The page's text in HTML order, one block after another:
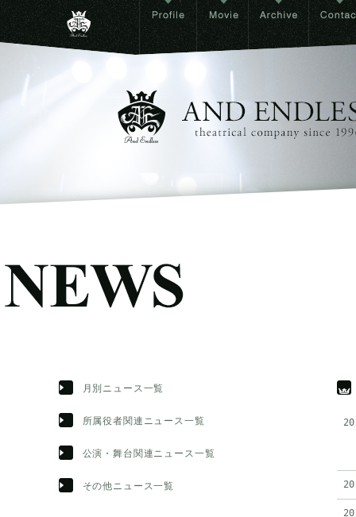
月別ニュース一覧
所属役者関連ニュース一覧
公演・舞台関連ニュース一覧
その他ニュース一覧